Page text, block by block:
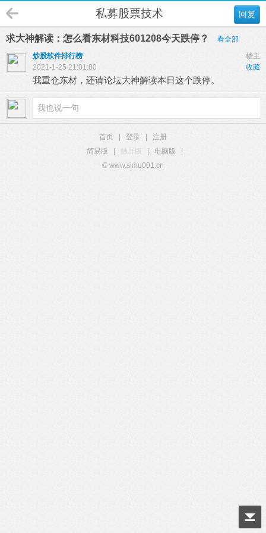
回复
私募股票技术
求大神解读：怎么看东材科技601208今天跌停？
看全部
楼主
炒股软件排行榜
收藏
2021-1-25 21:01:00
我重仓东材，还请论坛大神解读本日这个跌停。
首页 登录
注册
简易版
触屏版 电脑版
© www.simu001.cn